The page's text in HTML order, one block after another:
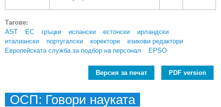
Тагове:
AST
ЕС гръцки испански естонски
ирландски
италиански
португалски коректори
езикови редактори
Европейската служба за подбор на персонал
EPSO
Версия за печат PDF version
ОСП: Говори науката